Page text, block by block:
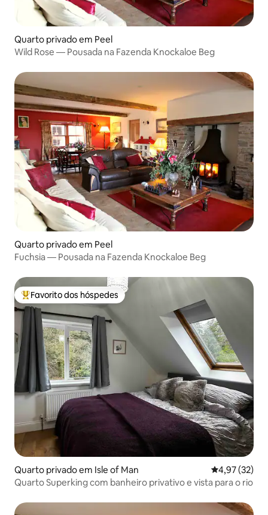
Quarto privado em Peel
Wild Rose — Pousada na Fazenda Knockaloe Beg
Quarto privado em Peel
Fuchsia — Pousada na Fazenda Knockaloe Beg
Favoritos dos hóspedes mais apreciados
Favorito dos hóspedes
Quarto privado em Isle of Man Classificação
4,97 (32)
Quarto Superking com banheiro privativo e vista para o rio